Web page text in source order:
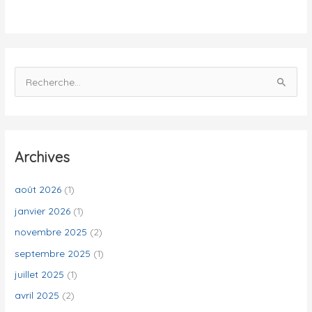
e
e
c
h
:
Archives
août 2026 (1)
janvier 2026 (1)
novembre 2025 (2)
septembre 2025 (1)
juillet 2025 (1)
avril 2025 (2)